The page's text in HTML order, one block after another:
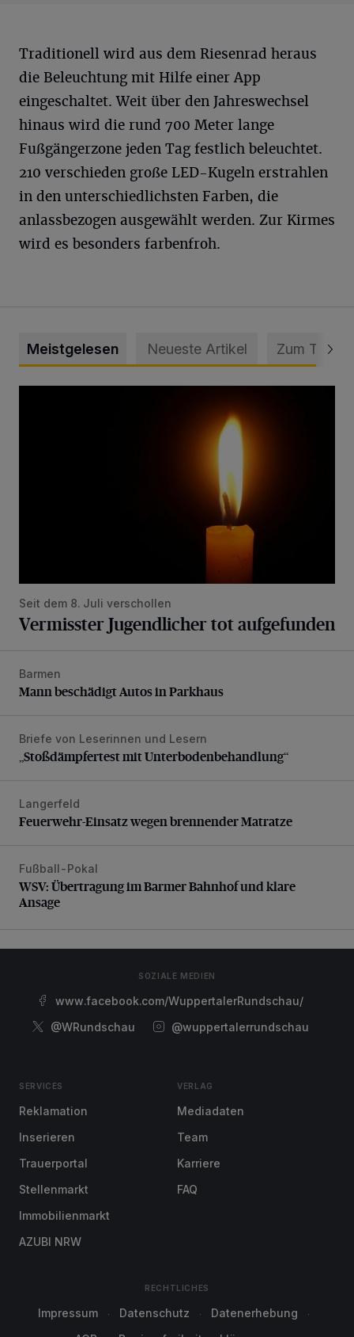
Traditionell wird aus dem Riesenrad heraus
die Beleuchtung mit Hilfe einer App
eingeschaltet. Weit über den Jahreswechsel
hinaus wird die rund 700 Meter lange
Fußgängerzone jeden Tag festlich beleuchtet.
210 verschieden große LED-Kugeln erstrahlen
in den unterschiedlichsten Farben, die
anlassbezogen ausgewählt werden. Zur Kirmes
wird es besonders farbenfroh.
Meistgelesen Neueste Artikel Zum Thema
Seit dem 8. Juli verschollen
Vermisster Jugendlicher tot aufgefunden
Mann beschädigt Autos in Parkhaus
Barmen
Mann beschädigt Autos in Parkhaus
„Stoßdämpfertest mit Unterbodenbehandlung“
Briefe von Leserinnen und Lesern
„Stoßdämpfertest mit Unterbodenbehandlung“
Feuerwehr-Einsatz wegen brennender Matratze
Langerfeld
Feuerwehr-Einsatz wegen brennender Matratze
WSV: Übertragung im Barmer Bahnhof und klare Ansage
Fußball-Pokal
WSV: Übertragung im Barmer Bahnhof und klare
Ansage
SOZIALE MEDIEN
www.facebook.com/WuppertalerRundschau/
@WRundschau
@wuppertalerrundschau
SERVICES
Reklamation
Inserieren
Trauerportal
Stellenmarkt
Immobilienmarkt
AZUBI NRW
VERLAG
Mediadaten
Team
Karriere
FAQ
RECHTLICHES
Impressum Datenschutz
Datenerhebung